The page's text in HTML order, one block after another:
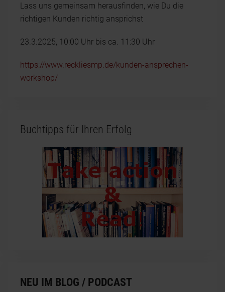
Lass uns gemeinsam herausfinden, wie Du die
richtigen Kunden richtig ansprichst
23.3.2025, 10:00 Uhr bis ca. 11:30 Uhr
https://www.reckliesmp.de/kunden-ansprechen-
workshop/
Buchtipps für Ihren Erfolg
NEU IM BLOG / PODCAST